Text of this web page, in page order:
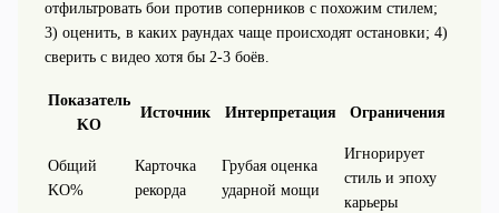
отфильтровать бои против соперников с похожим стилем;
3) оценить, в каких раундах чаще происходят остановки; 4)
сверить с видео хотя бы 2-3 боёв.
Показатель
KO
Источник Интерпретация Ограничения
Общий
KO%
Карточка
рекорда
Грубая оценка
ударной мощи
Игнорирует
стиль и эпоху
карьеры